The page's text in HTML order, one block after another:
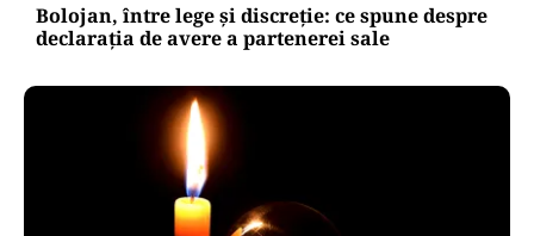
Bolojan, între lege și discreție: ce spune despre
declarația de avere a partenerei sale